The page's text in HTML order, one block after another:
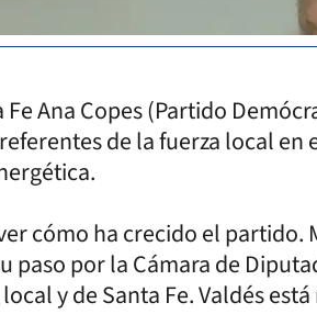
Ana Copes (Partido
de la fuerza local en
cómo ha crecido el partido.
paso por la Cámara de
y de Santa Fe. Valdés